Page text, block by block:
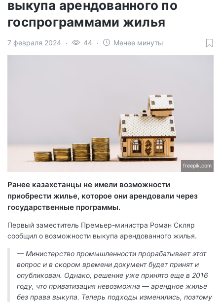
выкупа арендованного по
госпрограммами жилья
7 февраля 2024 44 Менее минуты
freepik.com
Ранее казахстанцы не имели возможности
приобрести жилье, которое они арендовали через
государственные программы.
Первый заместитель Премьер-министра Роман Скляр
сообщил о возможности выкупа арендованного жилья.
— Министерство промышленности прорабатывает этот
вопрос и в скором времени документ будет принят и
опубликован. Однако, решение уже принято еще в 2016
году, что приватизация невозможна — арендное жилье
без права выкупа. Теперь подходы изменились, поэтому